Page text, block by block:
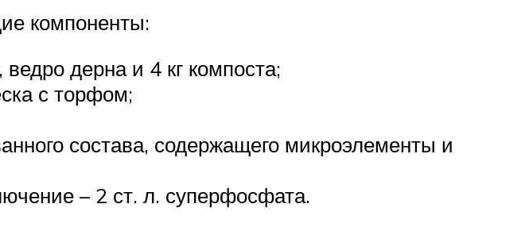
компоненты:
дерна и 4 кг компоста;
с торфом;
состава, содержащего микроэлементы и
– 2 ст. л. суперфосфата.